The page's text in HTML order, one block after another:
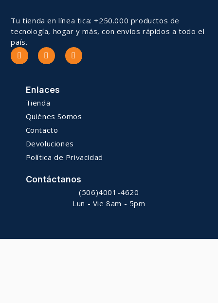
Tu tienda en línea tica: +250.000 productos de
tecnología, hogar y más, con envíos rápidos a todo el
país.
Enlaces
Tienda
Quiénes Somos
Contacto
Devoluciones
Política de Privacidad
Contáctanos
(506)4001-4620
Lun - Vie 8am - 5pm